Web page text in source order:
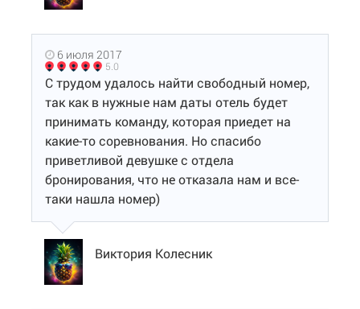
6 июля 2017
5.0
С трудом удалось найти свободный номер,
так как в нужные нам даты отель будет
принимать команду, которая приедет на
какие-то соревнования. Но спасибо
приветливой девушке с отдела
бронирования, что не отказала нам и все-
таки нашла номер)
Виктория Колесник